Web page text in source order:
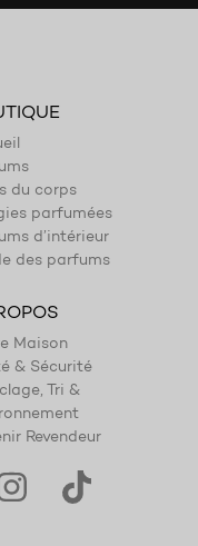
du corps
parfumées
d’intérieur
des parfums
Maison
& Sécurité
Tri &
Revendeur